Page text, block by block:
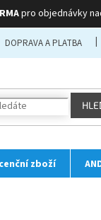
pro objednávky
DOPRAVA A PLATBA
zboží